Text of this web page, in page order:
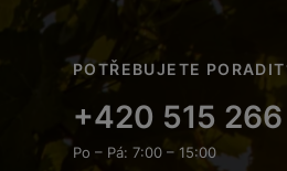
POTŘEBUJETE
+420 515
Po – Pá: 7:00 – 15:00